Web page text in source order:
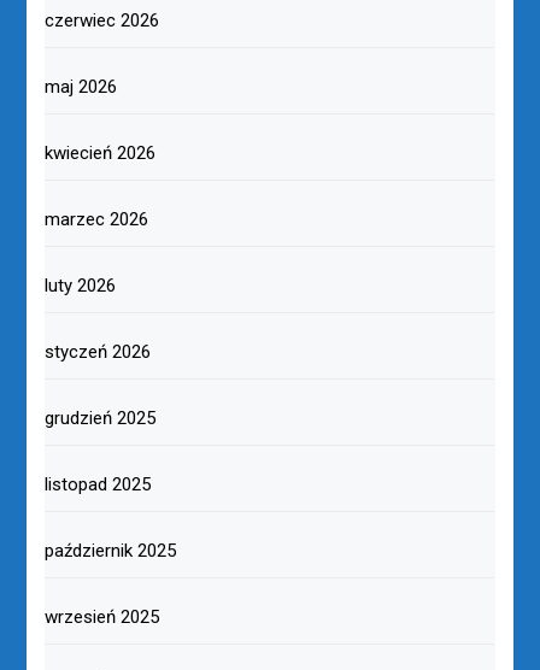
czerwiec 2026
maj 2026
kwiecień 2026
marzec 2026
luty 2026
styczeń 2026
grudzień 2025
listopad 2025
październik 2025
wrzesień 2025